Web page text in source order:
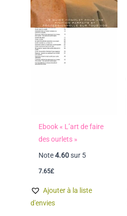
Ebook « L’art de faire
des ourlets »
Note4.60sur 5
7.65£
Ajouter à la liste
d'envies